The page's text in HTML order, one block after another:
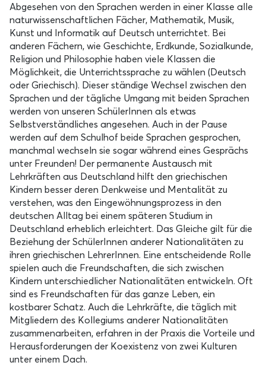
Abgesehen von den Sprachen werden in einer Klasse alle
naturwissenschaftlichen Fächer, Mathematik, Musik,
Kunst und Informatik auf Deutsch unterrichtet. Bei
anderen Fächern, wie Geschichte, Erdkunde, Sozialkunde,
Religion und Philosophie haben viele Klassen die
Möglichkeit, die Unterrichtssprache zu wählen (Deutsch
oder Griechisch). Dieser ständige Wechsel zwischen den
Sprachen und der tägliche Umgang mit beiden Sprachen
werden von unseren SchülerInnen als etwas
Selbstverständliches angesehen. Auch in der Pause
werden auf dem Schulhof beide Sprachen gesprochen,
manchmal wechseln sie sogar während eines Gesprächs
unter Freunden! Der permanente Austausch mit
Lehrkräften aus Deutschland hilft den griechischen
Kindern besser deren Denkweise und Mentalität zu
verstehen, was den Eingewöhnungsprozess in den
deutschen Alltag bei einem späteren Studium in
Deutschland erheblich erleichtert. Das Gleiche gilt für die
Beziehung der SchülerInnen anderer Nationalitäten zu
ihren griechischen LehrerInnen. Eine entscheidende Rolle
spielen auch die Freundschaften, die sich zwischen
Kindern unterschiedlicher Nationalitäten entwickeln. Oft
sind es Freundschaften für das ganze Leben, ein
kostbarer Schatz. Auch die Lehrkräfte, die täglich mit
Mitgliedern des Kollegiums anderer Nationalitäten
zusammenarbeiten, erfahren in der Praxis die Vorteile und
Herausforderungen der Koexistenz von zwei Kulturen
unter einem Dach.